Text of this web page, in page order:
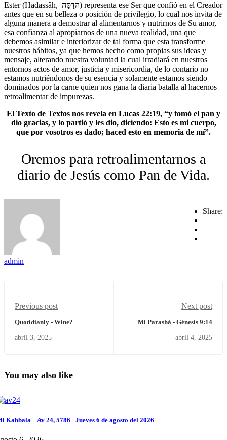
Ester (Hadassâh, הֲדַסָּה) representa ese Ser que confió en el Creador
antes que en su belleza o posición de privilegio, lo cual nos invita de
alguna manera a demostrar al alimentarnos y nutrirnos de Su amor,
esa confianza al apropiarnos de una nueva realidad, una que
debemos asimilar e interiorizar de tal forma que esta transforme
nuestros hábitos, ya que hemos hecho como propias sus ideas y
mensaje, alterando nuestra voluntad la cual irradiará en nuestros
entornos actos de amor, justicia y misericordia, de lo contario no
estamos nutriéndonos de su esencia y solamente estamos siendo
dominados por la carne quien nos gana la diaria batalla al hacernos
retroalimentar de impurezas.
El Texto de Textos nos revela en Lucas 22:19, “y tomó el pan y
dio gracias, y lo partió y les dio, diciendo: Esto es mi cuerpo,
que por vosotros es dado; haced esto en memoria de mí”.
Oremos para retroalimentarnos a
diario de Jesús como Pan de Vida.
Share:
admin
Previous post
Quotidianly - Wine?
abril 3, 2025
Next post
Mi Parashà - Génesis 9:14
abril 4, 2025
You may also like
Kabbala – Av 24, 5786 –Jueves 6 de agosto del 2026